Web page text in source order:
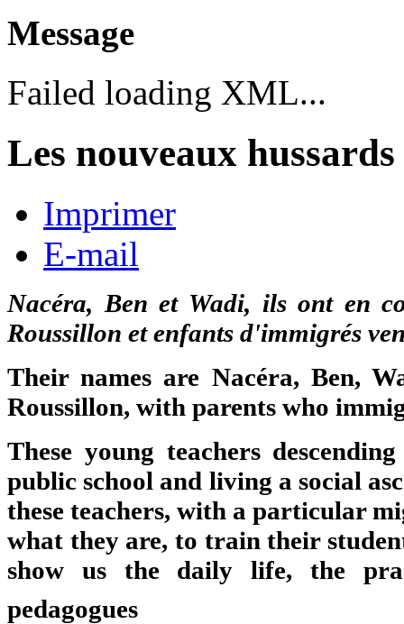
Message
Failed loading XML...
Les nouveaux
Imprimer
E-mail
Nacéra, Ben et Wadi, ils ont en
Roussillon et enfants d'immigrés
Their names are Nacéra, Ben,
Roussillon, with parents who
These young teachers
public school and living a social
these teachers, with a particular
what they are, to train their
show us the daily life, the
pedagogues